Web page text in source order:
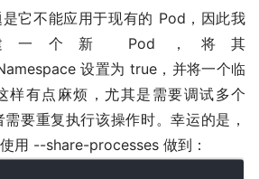
它不能应用于现有的 Pod，因此我
一个新 Pod，将其
设置为 true，并将一个临
样有点麻烦，尤其是需要调试多个
要重复执行该操作时。幸运的是，
用 --share-processes 做到：